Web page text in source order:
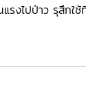
รงไปป่าว รุสึกใ